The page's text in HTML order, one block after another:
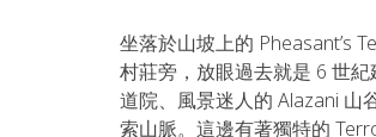
坐落於山坡上的 Pheasant’s
村莊旁，放眼過去就是 6 世
道院、風景迷人的 Alazani 山
索山脈。這邊有著獨特的